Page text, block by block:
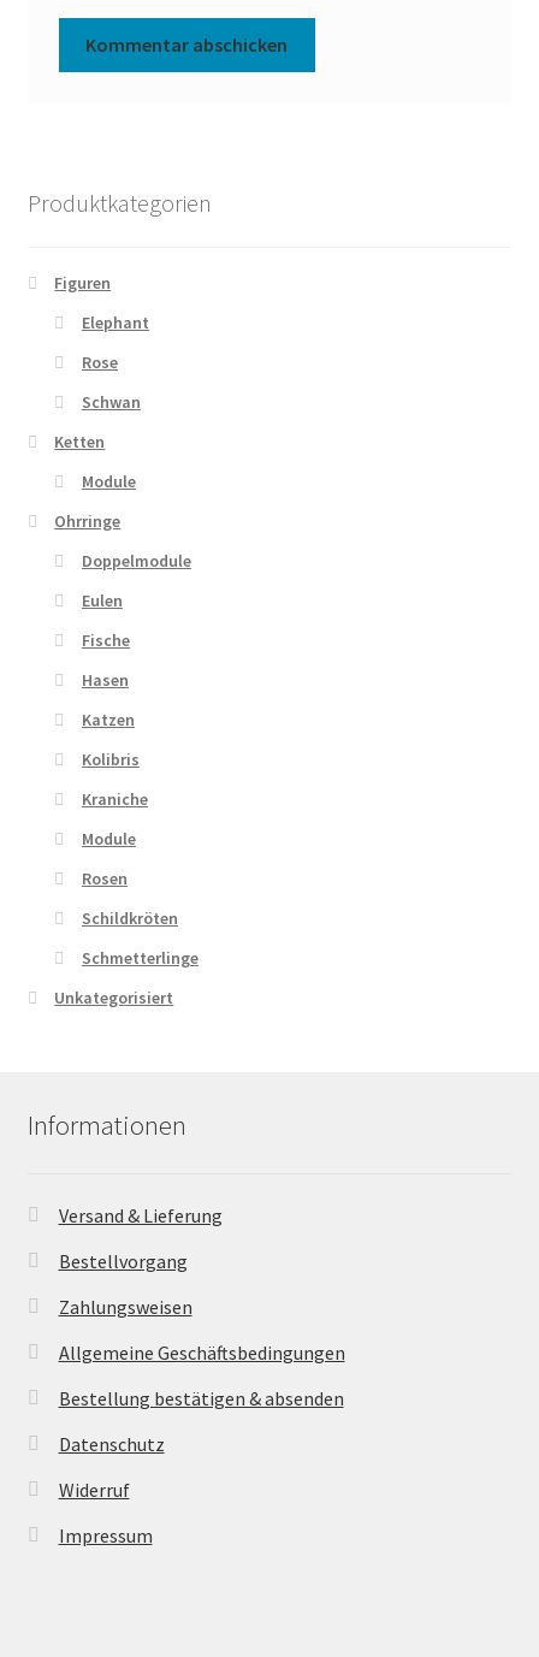
Produktkategorien
Figuren
Elephant
Rose
Schwan
Ketten
Module
Ohrringe
Doppelmodule
Eulen
Fische
Hasen
Katzen
Kolibris
Kraniche
Module
Rosen
Schildkröten
Schmetterlinge
Unkategorisiert
Informationen
Versand & Lieferung
Bestellvorgang
Zahlungsweisen
Allgemeine Geschäftsbedingungen
Bestellung bestätigen & absenden
Datenschutz
Widerruf
Impressum